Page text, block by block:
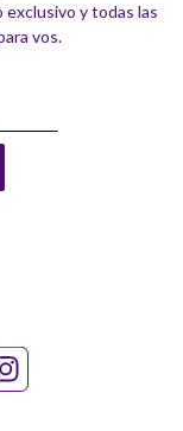
y todas las
vos.